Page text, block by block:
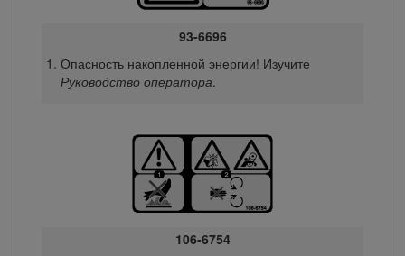
93-6696
Опасность накопленной энергии! Изучите
Руководство оператора.
106-6754